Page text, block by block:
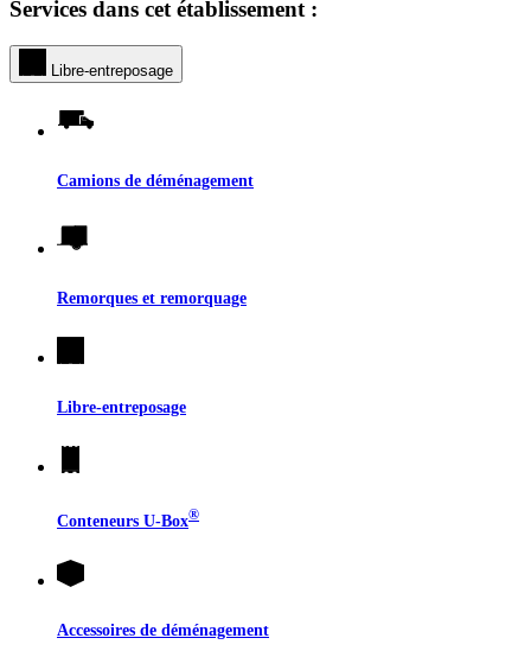
Services dans cet établissement :
Libre-entreposage
Camions de déménagement
Remorques et remorquage
Libre-entreposage
Conteneurs U-Box®
Accessoires de déménagement